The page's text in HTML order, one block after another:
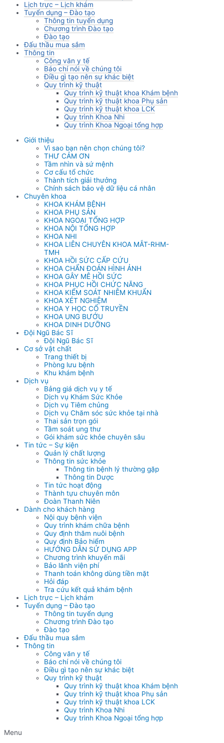
Lịch trực – Lịch khám
Tuyển dụng – Đào tạo
Thông tin tuyển dụng
Chương trình Đào tạo
Đào tạo
Đấu thầu mua sắm
Thông tin
Công văn y tế
Báo chí nói về chúng tôi
Điều gì tạo nên sự khác biệt
Quy trình kỹ thuật
Quy trình kỹ thuật khoa Khám bệnh
Quy trình kỹ thuật khoa Phụ sản
Quy trình kỹ thuật khoa LCK
Quy trình Khoa Nhi
Quy trình Khoa Ngoại tổng hợp
Giới thiệu
Vì sao bạn nên chọn chúng tôi?
THƯ CẢM ƠN
Tầm nhìn và sứ mệnh
Cơ cấu tổ chức
Thành tích giải thưởng
Chính sách bảo vệ dữ liệu cá nhân
Chuyên khoa
KHOA KHÁM BỆNH
KHOA PHỤ SẢN
KHOA NGOẠI TỔNG HỢP
KHOA NỘI TỔNG HỢP
KHOA NHI
KHOA LIÊN CHUYÊN KHOA MẮT-RHM-
TMH
KHOA HỒI SỨC CẤP CỨU
KHOA CHẨN ĐOÁN HÌNH ẢNH
KHOA GÂY MÊ HỒI SỨC
KHOA PHỤC HỒI CHỨC NĂNG
KHOA KIỂM SOÁT NHIỄM KHUẨN
KHOA XÉT NGHIỆM
KHOA Y HỌC CỔ TRUYỀN
KHOA UNG BƯỚU
KHOA DINH DƯỠNG
Đội Ngũ Bác Sĩ
Đội Ngũ Bác Sĩ
Cơ sở vật chất
Trang thiết bị
Phòng lưu bệnh
Khu khám bệnh
Dịch vụ
Bảng giá dịch vụ y tế
Dịch vụ Khám Sức Khỏe
Dịch vụ Tiêm chủng
Dịch vụ Chăm sóc sức khỏe tại nhà
Thai sản trọn gói
Tầm soát ung thư
Gói khám sức khỏe chuyên sâu
Tin tức – Sự kiện
Quản lý chất lượng
Thông tin sức khỏe
Thông tin bệnh lý thường gặp
Thông tin Dược
Tin tức hoạt động
Thành tựu chuyên môn
Đoàn Thanh Niên
Dành cho khách hàng
Nội quy bệnh viện
Quy trình khám chữa bệnh
Quy định thăm nuôi bệnh
Quy định Bảo hiểm
HƯỚNG DẪN SỬ DỤNG APP
Chương trình khuyến mãi
Bảo lãnh viện phí
Thanh toán không dùng tiền mặt
Hỏi đáp
Tra cứu kết quả khám bệnh
Lịch trực – Lịch khám
Tuyển dụng – Đào tạo
Thông tin tuyển dụng
Chương trình Đào tạo
Đào tạo
Đấu thầu mua sắm
Thông tin
Công văn y tế
Báo chí nói về chúng tôi
Điều gì tạo nên sự khác biệt
Quy trình kỹ thuật
Quy trình kỹ thuật khoa Khám bệnh
Quy trình kỹ thuật khoa Phụ sản
Quy trình kỹ thuật khoa LCK
Quy trình Khoa Nhi
Quy trình Khoa Ngoại tổng hợp
Menu